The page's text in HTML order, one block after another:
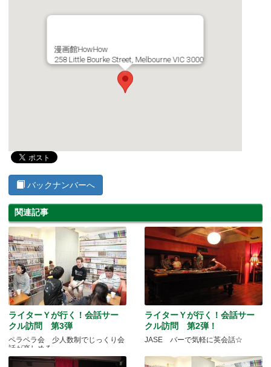
漫画館HowHow
258 Little Bourke Street, Melbourne VIC 3000
バックナンバーへ
関連記事
ライターＹが行く！会話サー
クル訪問 第3弾
ペラペラ会 少人数制でじっくり会
話が楽しめる
ライターＹが行く！会話サー
クル訪問 第2弾！
JASE バーで気軽に英会話☆